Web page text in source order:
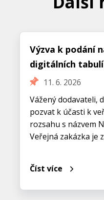
Výzva k podání
digitálních tabulí
11. 6. 2026
Vážený dodavateli,
pozvat k účasti k
rozsahu s názvem
Veřejná zakázka je
Číst více